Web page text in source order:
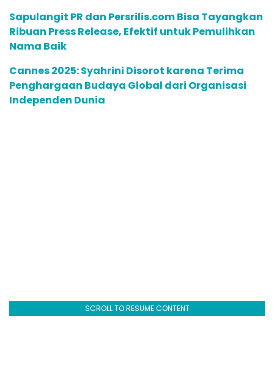
Sapulangit PR dan Persrilis.com Bisa Tayangkan
Ribuan Press Release, Efektif untuk Pemulihkan
Nama Baik
Cannes 2025: Syahrini Disorot karena Terima
Penghargaan Budaya Global dari Organisasi
Independen Dunia
SCROLL TO RESUME CONTENT